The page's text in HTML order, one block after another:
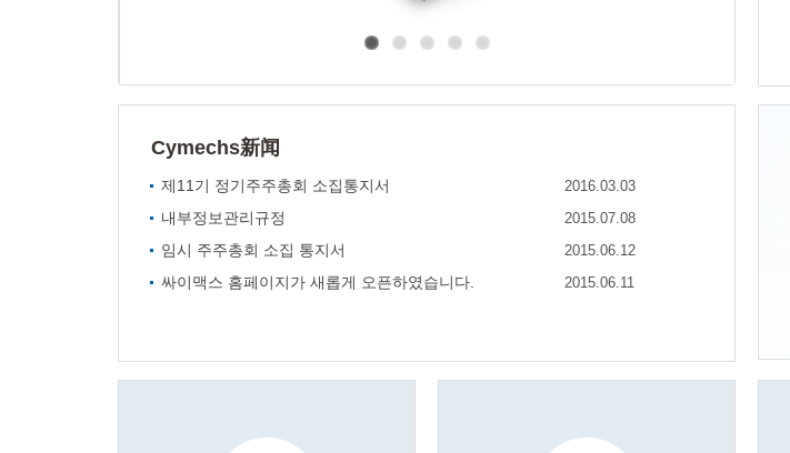
Cymechs新闻
제11기 정기주주총회 소집통지서 2016.03.03
내부정보관리규정 2015.07.08
임시 주주총회 소집 통지서 2015.06.12
싸이맥스 홈페이지가 새롭게 오픈하였습니다. 2015.06.11